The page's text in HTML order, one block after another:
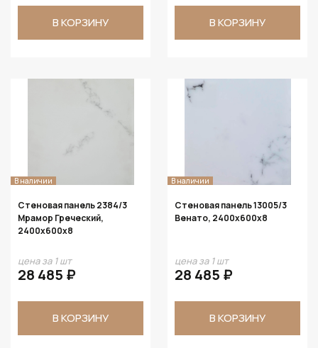
В КОРЗИНУ В КОРЗИНУ
В наличии
Стеновая панель 2384/3
Мрамор Греческий,
2400х600х8
цена за 1 шт
28 485 ₽
В КОРЗИНУ
В наличии
Стеновая панель 13005/3
Венато, 2400х600х8
цена за 1 шт
28 485 ₽
В КОРЗИНУ